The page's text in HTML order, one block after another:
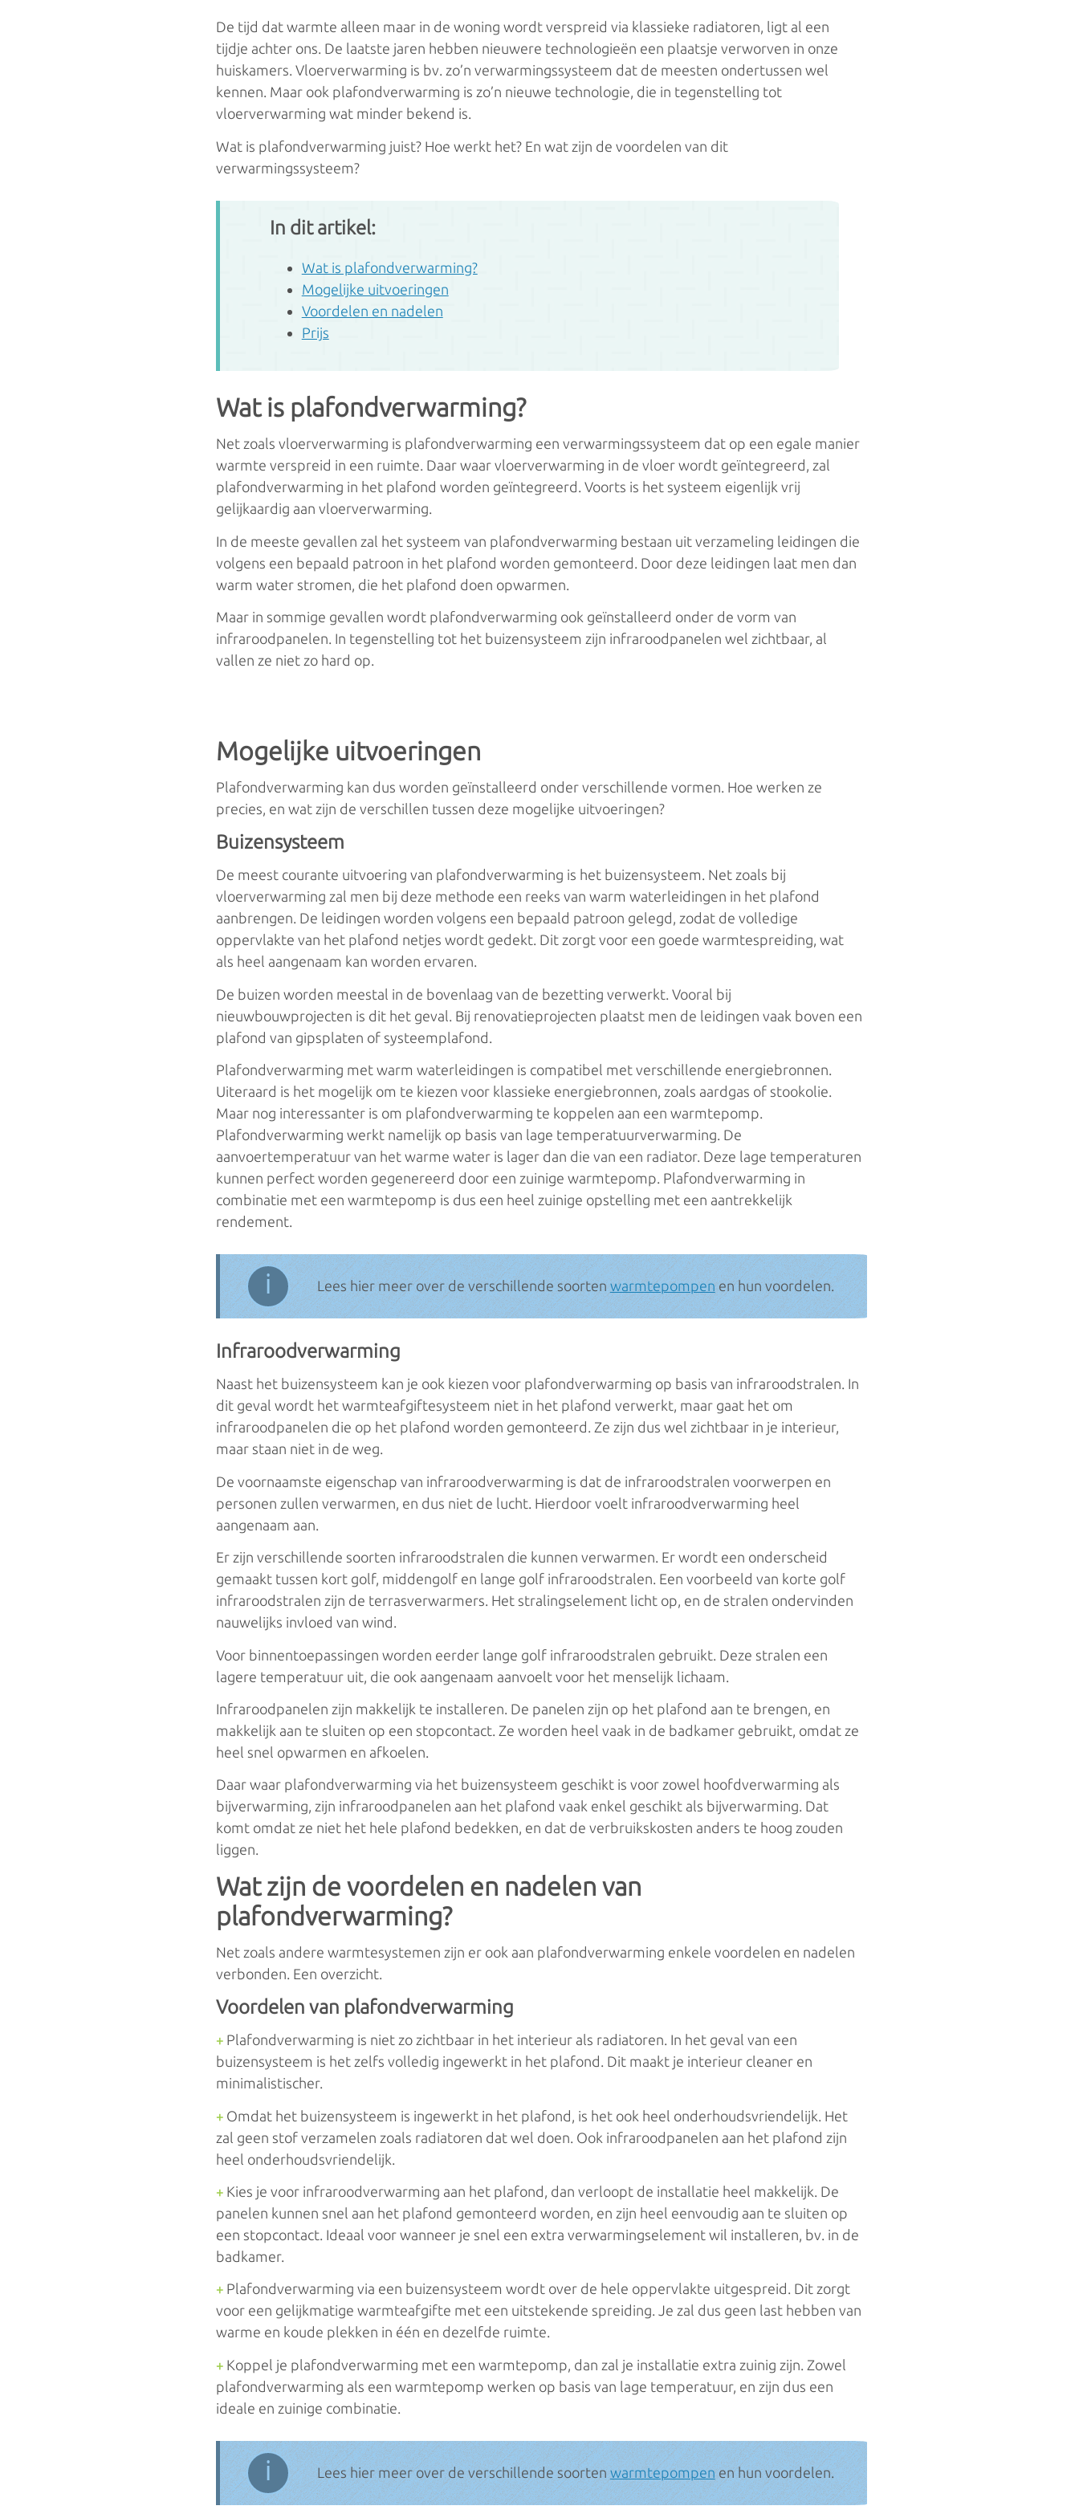
Elektrisch
Accumulatieverwarming
Infrarood verwarming
Kachels/Haarden
Houtkachel
Pelletkachel
Warmtepompboilers
De tijd dat warmte alleen maar in de woning wordt verspreid via klassieke radiatoren, ligt al een
tijdje achter ons. De laatste jaren hebben nieuwere technologieën een plaatsje verworven in onze
huiskamers. Vloerverwarming is bv. zo’n verwarmingssysteem dat de meesten ondertussen wel
kennen. Maar ook plafondverwarming is zo’n nieuwe technologie, die in tegenstelling tot
vloerverwarming wat minder bekend is.
Wat is plafondverwarming juist? Hoe werkt het? En wat zijn de voordelen van dit
verwarmingssysteem?
In dit artikel:
Wat is plafondverwarming?
Mogelijke uitvoeringen
Voordelen en nadelen
Prijs
Wat is plafondverwarming?
Net zoals vloerverwarming is plafondverwarming een verwarmingssysteem dat op een egale manier
warmte verspreid in een ruimte. Daar waar vloerverwarming in de vloer wordt geïntegreerd, zal
plafondverwarming in het plafond worden geïntegreerd. Voorts is het systeem eigenlijk vrij
gelijkaardig aan vloerverwarming.
In de meeste gevallen zal het systeem van plafondverwarming bestaan uit verzameling leidingen die
volgens een bepaald patroon in het plafond worden gemonteerd. Door deze leidingen laat men dan
warm water stromen, die het plafond doen opwarmen.
Maar in sommige gevallen wordt plafondverwarming ook geïnstalleerd onder de vorm van
infraroodpanelen. In tegenstelling tot het buizensysteem zijn infraroodpanelen wel zichtbaar, al
vallen ze niet zo hard op.
Mogelijke uitvoeringen
Plafondverwarming kan dus worden geïnstalleerd onder verschillende vormen. Hoe werken ze
precies, en wat zijn de verschillen tussen deze mogelijke uitvoeringen?
Buizensysteem
De meest courante uitvoering van plafondverwarming is het buizensysteem. Net zoals bij
vloerverwarming zal men bij deze methode een reeks van warm waterleidingen in het plafond
aanbrengen. De leidingen worden volgens een bepaald patroon gelegd, zodat de volledige
oppervlakte van het plafond netjes wordt gedekt. Dit zorgt voor een goede warmtespreiding, wat
als heel aangenaam kan worden ervaren.
De buizen worden meestal in de bovenlaag van de bezetting verwerkt. Vooral bij
nieuwbouwprojecten is dit het geval. Bij renovatieprojecten plaatst men de leidingen vaak boven een
plafond van gipsplaten of systeemplafond.
Plafondverwarming met warm waterleidingen is compatibel met verschillende energiebronnen.
Uiteraard is het mogelijk om te kiezen voor klassieke energiebronnen, zoals aardgas of stookolie.
Maar nog interessanter is om plafondverwarming te koppelen aan een warmtepomp.
Plafondverwarming werkt namelijk op basis van lage temperatuurverwarming. De
aanvoertemperatuur van het warme water is lager dan die van een radiator. Deze lage temperaturen
kunnen perfect worden gegenereerd door een zuinige warmtepomp. Plafondverwarming in
combinatie met een warmtepomp is dus een heel zuinige opstelling met een aantrekkelijk
rendement.
ℹ Lees hier meer over de verschillende soortenwarmtepompenen hun voordelen.
Infraroodverwarming
Naast het buizensysteem kan je ook kiezen voor plafondverwarming op basis van infraroodstralen. In
dit geval wordt het warmteafgiftesysteem niet in het plafond verwerkt, maar gaat het om
infraroodpanelen die op het plafond worden gemonteerd. Ze zijn dus wel zichtbaar in je interieur,
maar staan niet in de weg.
De voornaamste eigenschap van infraroodverwarming is dat de infraroodstralen voorwerpen en
personen zullen verwarmen, en dus niet de lucht. Hierdoor voelt infraroodverwarming heel
aangenaam aan.
Er zijn verschillende soorten infraroodstralen die kunnen verwarmen. Er wordt een onderscheid
gemaakt tussen kort golf, middengolf en lange golf infraroodstralen. Een voorbeeld van korte golf
infraroodstralen zijn de terrasverwarmers. Het stralingselement licht op, en de stralen ondervinden
nauwelijks invloed van wind.
Voor binnentoepassingen worden eerder lange golf infraroodstralen gebruikt. Deze stralen een
lagere temperatuur uit, die ook aangenaam aanvoelt voor het menselijk lichaam.
Infraroodpanelen zijn makkelijk te installeren. De panelen zijn op het plafond aan te brengen, en
makkelijk aan te sluiten op een stopcontact. Ze worden heel vaak in de badkamer gebruikt, omdat ze
heel snel opwarmen en afkoelen.
Daar waar plafondverwarming via het buizensysteem geschikt is voor zowel hoofdverwarming als
bijverwarming, zijn infraroodpanelen aan het plafond vaak enkel geschikt als bijverwarming. Dat
komt omdat ze niet het hele plafond bedekken, en dat de verbruikskosten anders te hoog zouden
liggen.
Wat zijn de voordelen en nadelen van
plafondverwarming?
Net zoals andere warmtesystemen zijn er ook aan plafondverwarming enkele voordelen en nadelen
verbonden. Een overzicht.
Voordelen van plafondverwarming
+Plafondverwarming is niet zo zichtbaar in het interieur als radiatoren. In het geval van een
buizensysteem is het zelfs volledig ingewerkt in het plafond. Dit maakt je interieur cleaner en
minimalistischer.
+Omdat het buizensysteem is ingewerkt in het plafond, is het ook heel onderhoudsvriendelijk. Het
zal geen stof verzamelen zoals radiatoren dat wel doen. Ook infraroodpanelen aan het plafond zijn
heel onderhoudsvriendelijk.
+Kies je voor infraroodverwarming aan het plafond, dan verloopt de installatie heel makkelijk. De
panelen kunnen snel aan het plafond gemonteerd worden, en zijn heel eenvoudig aan te sluiten op
een stopcontact. Ideaal voor wanneer je snel een extra verwarmingselement wil installeren, bv. in de
badkamer.
+Plafondverwarming via een buizensysteem wordt over de hele oppervlakte uitgespreid. Dit zorgt
voor een gelijkmatige warmteafgifte met een uitstekende spreiding. Je zal dus geen last hebben van
warme en koude plekken in één en dezelfde ruimte.
+Koppel je plafondverwarming met een warmtepomp, dan zal je installatie extra zuinig zijn. Zowel
plafondverwarming als een warmtepomp werken op basis van lage temperatuur, en zijn dus een
ideale en zuinige combinatie.
ℹ Lees hier meer over de verschillende soortenwarmtepompenen hun voordelen.